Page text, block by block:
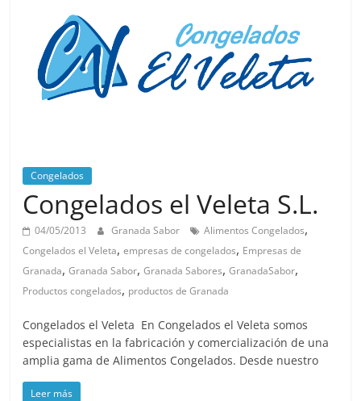
Congelados
Congelados el Veleta S.L.
04/05/2013 Granada Sabor Alimentos Congelados,
Congelados el Veleta,empresas de congelados, Empresas de
Granada,Granada Sabor,Granada Sabores,GranadaSabor,
Productos congelados, productos de Granada
Congelados el Veleta En Congelados el Veleta somos
especialistas en la fabricación y comercialización de una
amplia gama de Alimentos Congelados. Desde nuestro
Leer más